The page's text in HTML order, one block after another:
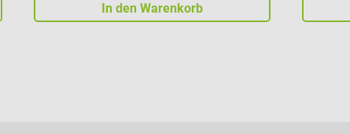
In den Warenkorb